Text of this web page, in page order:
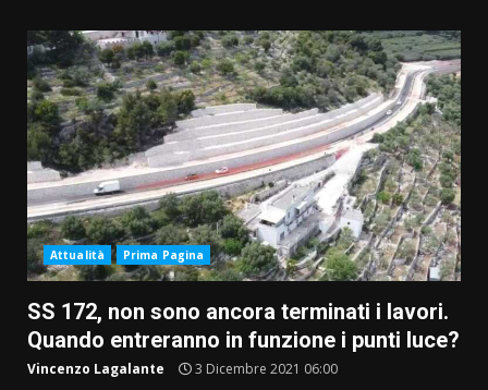
Attualità Prima Pagina
SS 172, non sono ancora terminati i lavori.
Quando entreranno in funzione i punti luce?
Vincenzo Lagalante 3 Dicembre 2021 06:00